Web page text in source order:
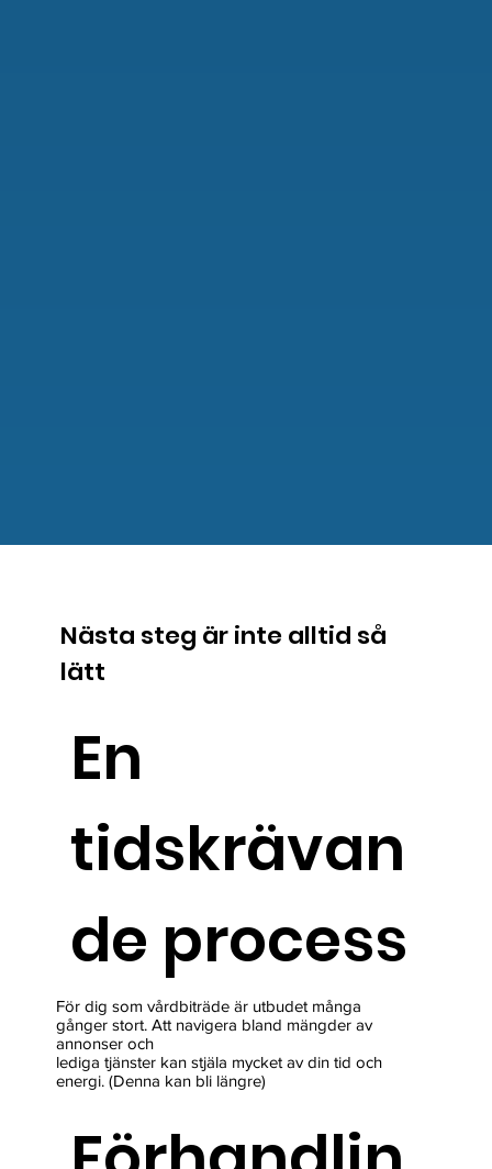
En
tidskrävan
de process
För dig som vårdbiträde är utbudet många
gånger stort. Att navigera bland mängder av
annonser och
lediga tjänster kan stjäla mycket av din tid och
energi. (Denna kan bli längre)
Nästa steg är inte alltid så
lätt